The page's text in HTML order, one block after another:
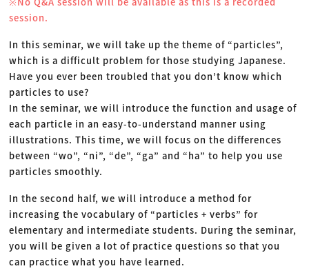
session.
In this seminar, we will take up the theme of “particles”,
which is a difficult problem for those studying Japanese.
Have you ever been troubled that you don’t know which
particles to use?
In the seminar, we will introduce the function and usage of
each particle in an easy-to-understand manner using
illustrations. This time, we will focus on the differences
between “wo”, “ni”, “de”, “ga” and “ha” to help you use
particles smoothly.
In the second half, we will introduce a method for
increasing the vocabulary of “particles + verbs” for
elementary and intermediate students. During the seminar,
you will be given a lot of practice questions so that you
can practice what you have learned.